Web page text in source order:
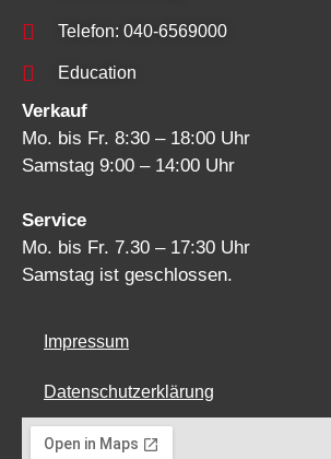
Telefon: 040-6569000
Education
Verkauf
Mo. bis Fr. 8:30 – 18:00 Uhr
Samstag 9:00 – 14:00 Uhr
Service
Mo. bis Fr. 7.30 – 17:30 Uhr
Samstag ist geschlossen.
Impressum
Datenschutzerklärung